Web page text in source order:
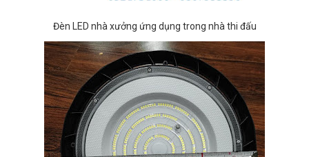
Đèn LED nhà xưởng ứng dụng trong nhà thi đấu